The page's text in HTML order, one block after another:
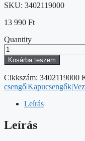
SKU: 3402119000
13 990 Ft
Quantity
Vezeték
nélküli
csengő,
elem
nélküli
P5750.2T,
mennyiség
Kosárba teszem
Cikkszám: 3402119000
Leírás
Leírás